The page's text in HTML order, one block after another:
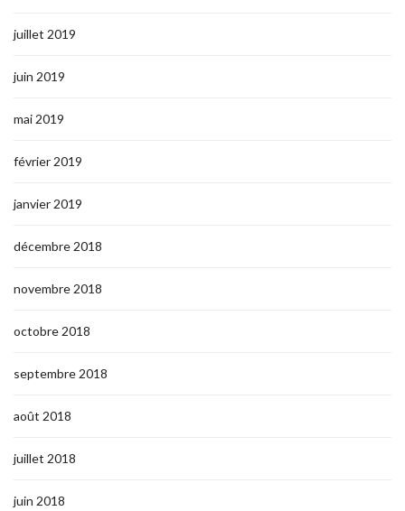
juillet 2019
juin 2019
mai 2019
février 2019
janvier 2019
décembre 2018
novembre 2018
octobre 2018
septembre 2018
août 2018
juillet 2018
juin 2018